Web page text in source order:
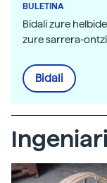
BULETINA
Bidali zure
zure sarrera-
Bidali